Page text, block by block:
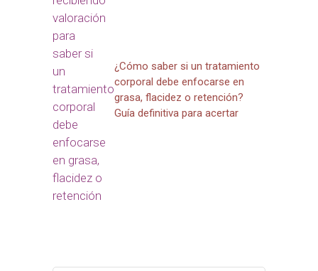
¿Cómo saber si un tratamiento
corporal debe enfocarse en
grasa, flacidez o retención?
Guía definitiva para acertar